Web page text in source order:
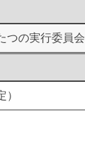
つの実行委員会